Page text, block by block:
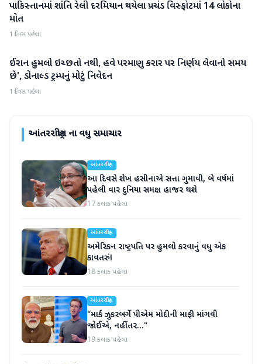
આંતરરાષ્ટ્રીય
પાકિસ્તાનમાં શાંતિ રેલી દરમિયાન થયેલા પ્રચંડ વિસ્ફોટમાં 14 લોકોના
મોત
1 દિવસ પહેલા
આંતરરાષ્ટ્રીય
ઈરાન હુમલો ઇચ્છતો નથી, હવે પરમાણુ કરાર પર નિર્ણય લેવાનો સમય
છે', ડોનાલ્ડ ટ્રમ્પનું મોટું નિવેદન
1 દિવસ પહેલા
આંતરરાષ્ટ્રીયના વધુ સમાચાર
આંતરરાષ્ટ્રીય
આ દિવસે શેખ હસીનાએ સત્તા ગુમાવી, બે વર્ષમાં
પહેલી વાર દુનિયા સમક્ષ હાજર થશે
17 કલાક પહેલા
આંતરરાષ્ટ્રીય
અમેરિકન રાષ્ટ્રપતિ પર હુમલો કરવાનું વધુ એક
કાવતરું!
18 કલાક પહેલા
આંતરરાષ્ટ્રીય
"માર્ક ઝુકરબર્ગે પીએમ મોદીની માફી માંગવી
જોઈએ, નહીંતર..."
19 કલાક પહેલા